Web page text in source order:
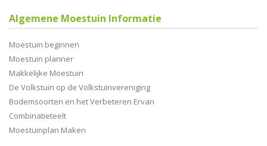
Algemene Moestuin Informatie
Moestuin beginnen
Moestuin planner
Makkelijke Moestuin
De Volkstuin op de Volkstuinvereniging
Bodemsoorten en het Verbeteren Ervan
Combinatieteelt
Moestuinplan Maken